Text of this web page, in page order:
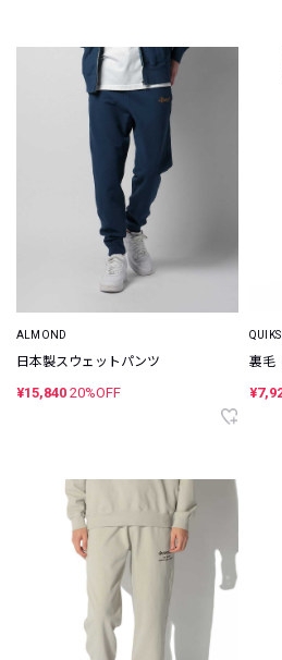
ALMOND
日本製スウェットパンツ
¥15,840 20%OFF
裏毛